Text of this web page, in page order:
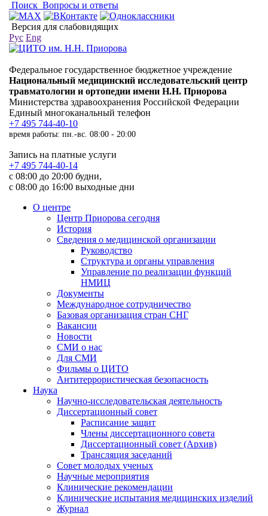
Поиск Вопросы и ответы
Версия для слабовидящих
Рус Eng
Федеральное государственное бюджетное учреждение
Национальный медицинский исследовательский центр
травматологии и ортопедии имени Н.Н. Приорова
Министерства здравоохранения Российской Федерации
Единый многоканальный телефон
+7 495 744-40-10
время работы: пн.-вс. 08:00 - 20:00
Запись на платные услуги
+7 495 744-40-14
с 08:00 до 20:00 будни,
с 08:00 до 16:00 выходные дни
О центре
Центр Приорова сегодня
История
Сведения о медицинской организации
Руководство
Структура и органы управления
Управление по реализации функций
НМИЦ
Документы
Международное сотрудничество
Базовая организация стран СНГ
Вакансии
Новости
СМИ о нас
Для СМИ
Фильмы о ЦИТО
Антитеррористическая безопасность
Наука
Научно-исследовательская деятельность
Диссертационный совет
Расписание защит
Члены диссертационного совета
Диссертационный совет (Архив)
Трансляция заседаний
Совет молодых ученых
Научные мероприятия
Клинические рекомендации
Клинические испытания медицинских изделий
Журнал